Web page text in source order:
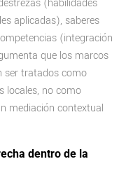
(habilidades
aplicadas), saberes
(integración
que los marcos
ser tratados como
locales, no como
mediación contextual
dentro de la